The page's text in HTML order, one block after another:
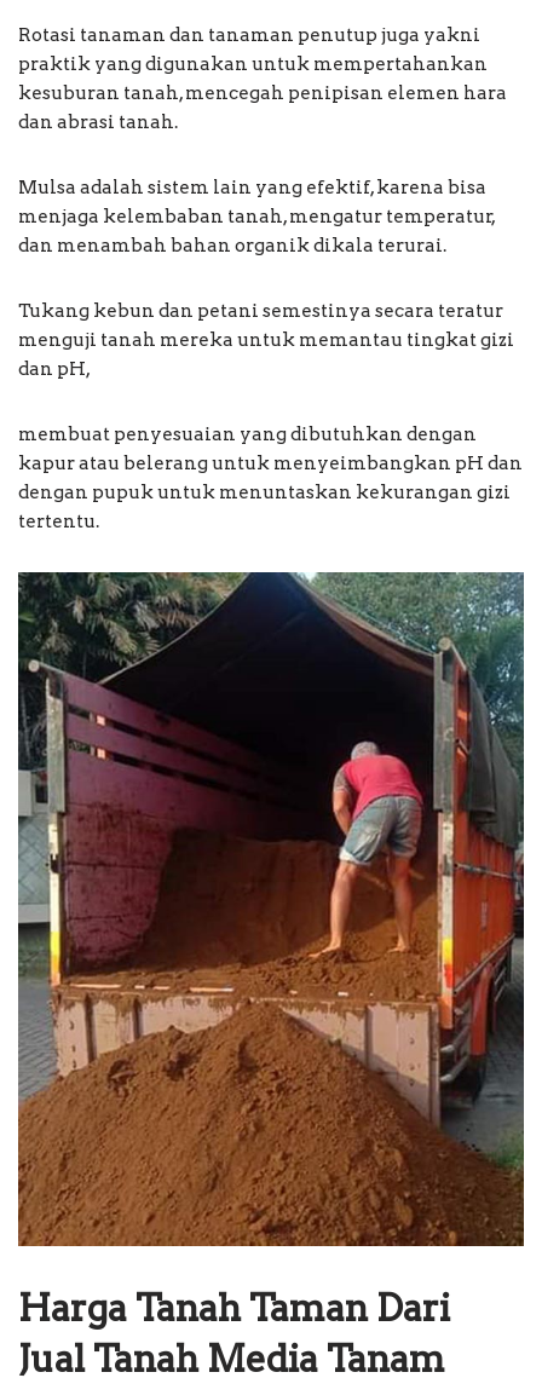
Rotasi tanaman dan tanaman penutup juga yakni
praktik yang digunakan untuk mempertahankan
kesuburan tanah, mencegah penipisan elemen hara
dan abrasi tanah.
Mulsa adalah sistem lain yang efektif, karena bisa
menjaga kelembaban tanah, mengatur temperatur,
dan menambah bahan organik dikala terurai.
Tukang kebun dan petani semestinya secara teratur
menguji tanah mereka untuk memantau tingkat gizi
dan pH,
membuat penyesuaian yang dibutuhkan dengan
kapur atau belerang untuk menyeimbangkan pH dan
dengan pupuk untuk menuntaskan kekurangan gizi
tertentu.
Harga Tanah Taman Dari
Jual Tanah Media Tanam